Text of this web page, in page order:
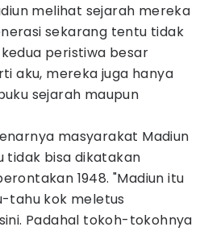
melihat sejarah mereka
sekarang tentu tidak
peristiwa besar
aku, mereka juga hanya
sejarah maupun
masyarakat Madiun
tidak bisa dikatakan
1948. "Madiun itu
tahu kok meletus
Padahal tokoh-tokohnya